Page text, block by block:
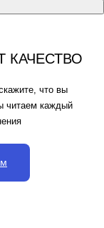
КАЧЕСТВО
что вы
читаем каждый